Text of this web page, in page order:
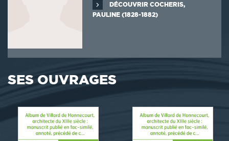
DÉCOUVRIR COCHERIS,
PAULINE (1828-1882)
SES OUVRAGES